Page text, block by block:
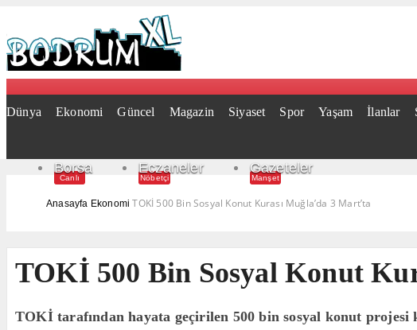
Dünya Ekonomi Güncel Magazin Siyaset Spor Yaşam İlanlar
Borsa
Canlı
Eczaneler
Nöbetçi
Gazeteler
Manşet
Anasayfa Ekonomi TOKİ 500 Bin Sosyal Konut Kurası Muğla’da 3 Mart’ta
TOKİ 500 Bin Sosyal Konut
TOKİ tarafından hayata geçirilen 500 bin sosyal konut